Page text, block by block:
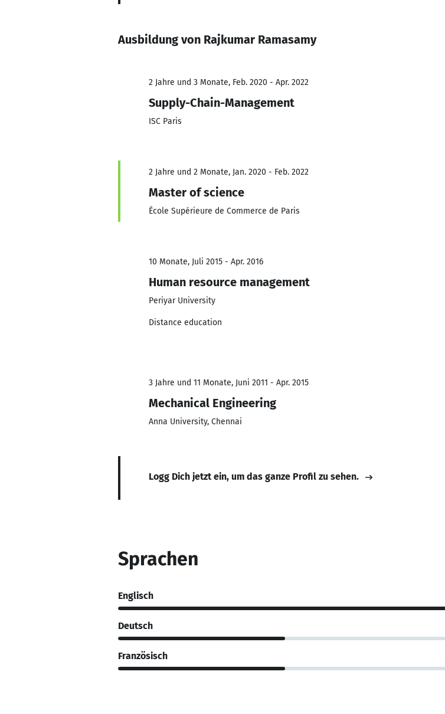
Ausbildung von Rajkumar Ramasamy
2 Jahre und 3 Monate, Feb. 2020 - Apr. 2022
Supply-Chain-Management
ISC Paris
2 Jahre und 2 Monate, Jan. 2020 - Feb. 2022
Master of science
École Supérieure de Commerce de Paris
10 Monate, Juli 2015 - Apr. 2016
Human resource management
Periyar University
Distance education
3 Jahre und 11 Monate, Juni 2011 - Apr. 2015
Mechanical Engineering
Anna University, Chennai
Logg Dich jetzt ein, um das ganze Profil zu sehen.
Sprachen
Englisch
Deutsch
Französisch